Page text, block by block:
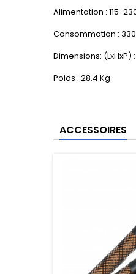
Alimentation : 115-
Consommation : 33
Dimensions: (LxHxP)
Poids : 28,4 Kg
ACCESSOIRES